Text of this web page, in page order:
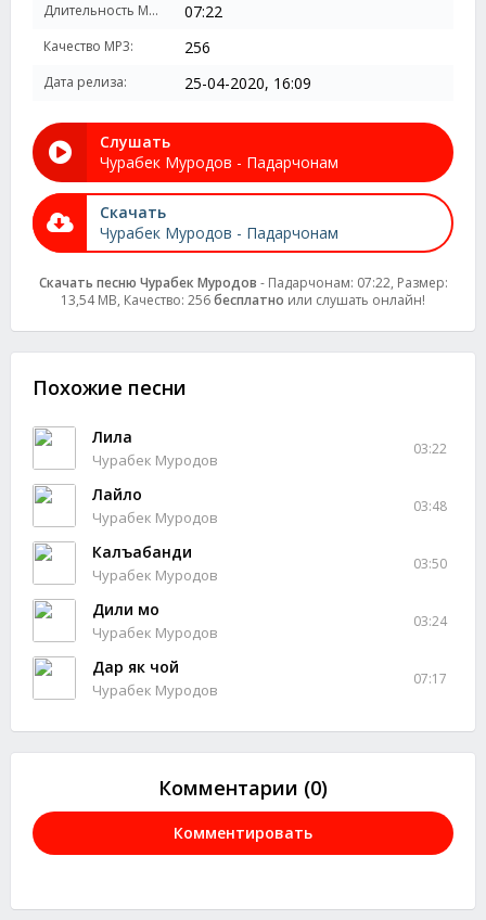
Длительность MP3: 07:22
Качество MP3: 256
Дата релиза: 25-04-2020, 16:09
Слушать
Чурабек Муродов - Падарчонам
Скачать
Чурабек Муродов - Падарчонам
Скачать песню Чурабек Муродов - Падарчонам: 07:22, Размер:
13,54 MB, Качество: 256бесплатно или слушать онлайн!
Похожие песни
Лила
Чурабек Муродов
03:22
Лайло
Чурабек Муродов
03:48
Калъабанди
Чурабек Муродов
03:50
Дили мо
Чурабек Муродов
03:24
Дар як чой
Чурабек Муродов
07:17
Комментарии (0)
Комментировать